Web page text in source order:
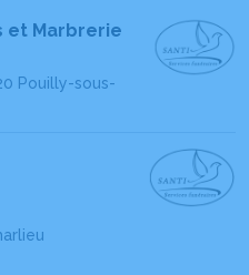
et Marbrerie
Pouilly-sous-